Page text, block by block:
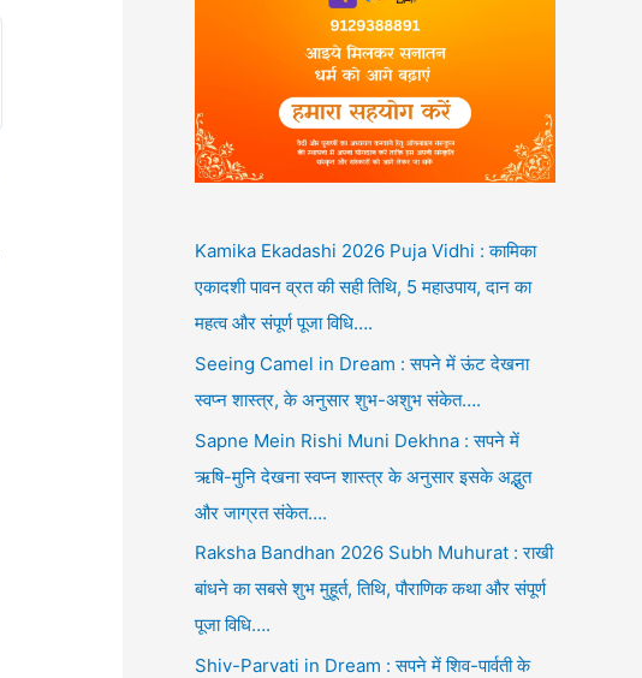
Kamika Ekadashi 2026 Puja Vidhi : कामिका
एकादशी पावन व्रत की सही तिथि, 5 महाउपाय, दान का
महत्व और संपूर्ण पूजा विधि….
Seeing Camel in Dream : सपने में ऊंट देखना
स्वप्न शास्त्र, के अनुसार शुभ-अशुभ संकेत….
Sapne Mein Rishi Muni Dekhna : सपने में
ऋषि-मुनि देखना स्वप्न शास्त्र के अनुसार इसके अद्भुत
और जाग्रत संकेत….
Raksha Bandhan 2026 Subh Muhurat : राखी
बांधने का सबसे शुभ मुहूर्त, तिथि, पौराणिक कथा और संपूर्ण
पूजा विधि….
Shiv-Parvati in Dream : सपने में शिव-पार्वती के